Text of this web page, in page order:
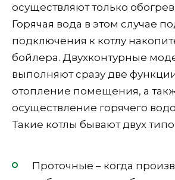
осуществляют только
Горячая вода в этом случае
подключения к котлу
бойлера. Двухконтурные
выполняют сразу две
отопление помещения, а
осуществление горячего
Такие котлы бывают двух
Проточные – когда